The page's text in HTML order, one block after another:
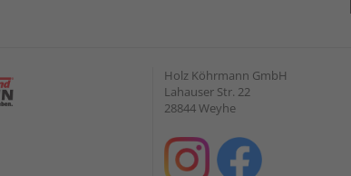
Holz Köhrmann GmbH
Lahauser Str. 22
28844 Weyhe